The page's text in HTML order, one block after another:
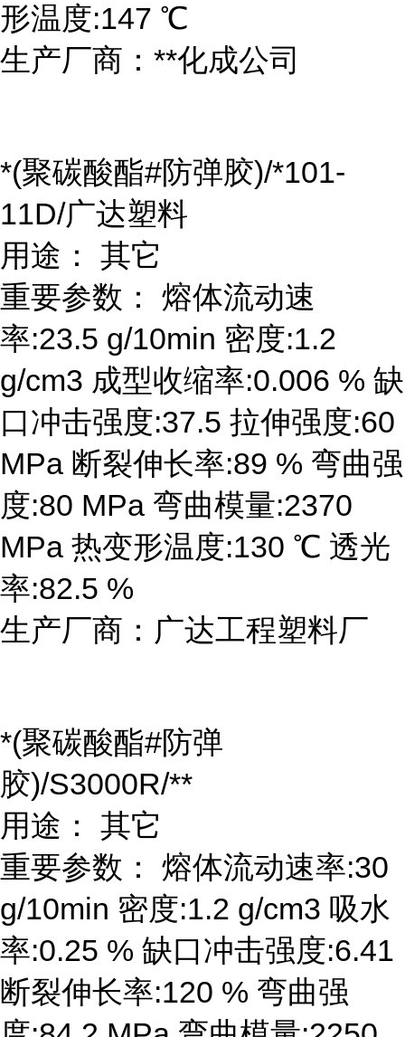
形温度:147 ℃
生产厂商：**化成公司
*(聚碳酸酯#防弹胶)/*101-
11D/广达塑料
用途： 其它
重要参数： 熔体流动速
率:23.5 g/10min 密度:1.2
g/cm3 成型收缩率:0.006 % 缺
口冲击强度:37.5 拉伸强度:60
MPa 断裂伸长率:89 % 弯曲强
度:80 MPa 弯曲模量:2370
MPa 热变形温度:130 ℃ 透光
率:82.5 %
生产厂商：广达工程塑料厂
*(聚碳酸酯#防弹
胶)/S3000R/**
用途： 其它
重要参数： 熔体流动速率:30
g/10min 密度:1.2 g/cm3 吸水
率:0.25 % 缺口冲击强度:6.41
断裂伸长率:120 % 弯曲强